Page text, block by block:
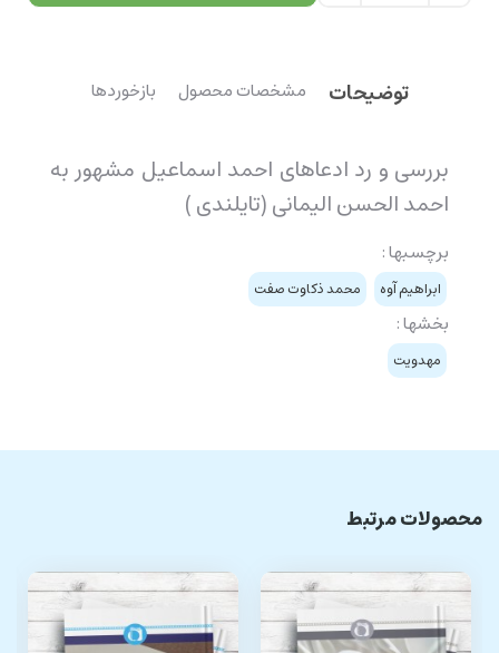
توضیحات مشخصات محصول بازخوردها
بررسی و رد ادعاهای احمد اسماعیل مشهور به
احمد الحسن الیمانی (تايلندی )
برچسبها :
ابراهیم آوه محمد ذکاوت صفت
بخشها :
مهدویت
محصولات مرتبط